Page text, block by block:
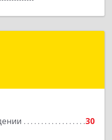
30
Сысерть г, Коммуны